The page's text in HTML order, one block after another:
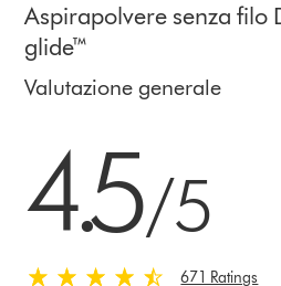
Aspirapolvere senza filo
glide™
Valutazione generale
4.5/5
671 Ratings